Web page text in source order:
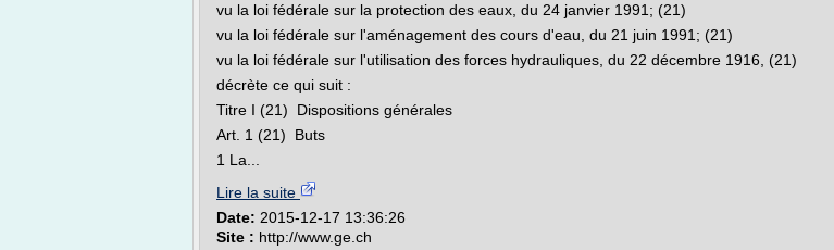
vu la loi fédérale sur la protection des eaux, du 24 janvier 1991; (21)
vu la loi fédérale sur l'aménagement des cours d'eau, du 21 juin 1991; (21)
vu la loi fédérale sur l'utilisation des forces hydrauliques, du 22 décembre 1916, (21)
décrète ce qui suit :
Titre I (21) Dispositions générales
Art. 1 (21) Buts
1 La...
Lire la suite
Date: 2015-12-17 13:36:26
Site : http://www.ge.ch